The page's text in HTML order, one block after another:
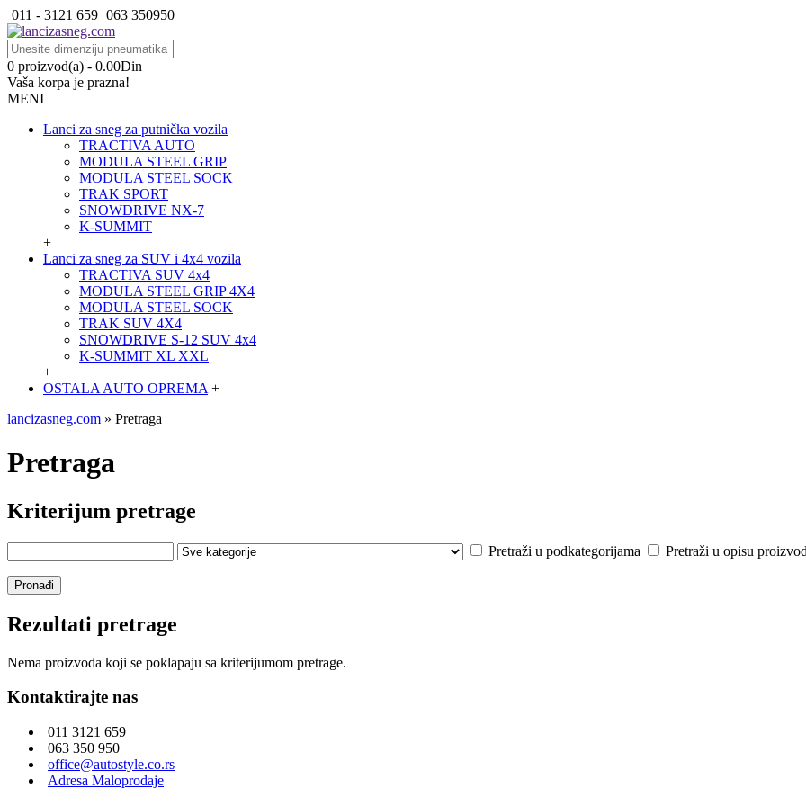
011 - 3121 659 063 350950
0 proizvod(a) - 0.00Din
Vaša korpa je prazna!
MENI
Lanci za sneg za putnička vozila
TRACTIVA AUTO
MODULA STEEL GRIP
MODULA STEEL SOCK
TRAK SPORT
SNOWDRIVE NX-7
K-SUMMIT
+
Lanci za sneg za SUV i 4x4 vozila
TRACTIVA SUV 4x4
MODULA STEEL GRIP 4X4
MODULA STEEL SOCK
TRAK SUV 4X4
SNOWDRIVE S-12 SUV 4x4
K-SUMMIT XL XXL
+
OSTALA AUTO OPREMA +
lancizasneg.com » Pretraga
Pretraga
Kriterijum pretrage
Pretraži u podkategorijama Pretraži u opisu
Rezultati pretrage
Nema proizvoda koji se poklapaju sa kriterijumom pretrage.
Kontaktirajte nas
011 3121 659
063 350 950
office@autostyle.co.rs
Adresa Maloprodaje